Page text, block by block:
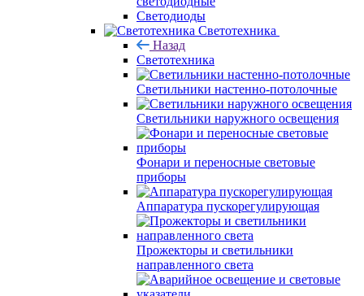
Светодиоды
Светотехника
Назад
Светотехника
Светильники настенно-потолочные
Светильники наружного освещения
Фонари и переносные световые
приборы
Аппаратура пускорегулирующая
Прожекторы и светильники
направленного света